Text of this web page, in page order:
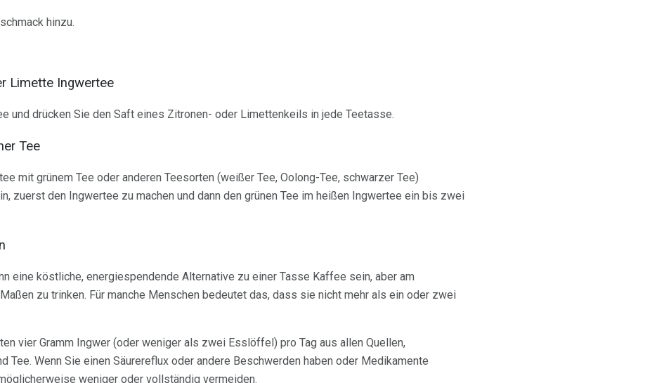
hinzu.
Limette Ingwertee
und drücken Sie den Saft eines Zitronen- oder Limettenkeils in jede Teetasse.
Tee
mit grünem Tee oder anderen Teesorten (weißer Tee, Oolong-Tee, schwarzer Tee)
zuerst den Ingwertee zu machen und dann den grünen Tee im heißen Ingwertee ein bis zwei
eine köstliche, energiespendende Alternative zu einer Tasse Kaffee sein, aber am
zu trinken. Für manche Menschen bedeutet das, dass sie nicht mehr als ein oder zwei
vier Gramm Ingwer (oder weniger als zwei Esslöffel) pro Tag aus allen Quellen,
Tee. Wenn Sie einen Säurereflux oder andere Beschwerden haben oder Medikamente
weniger oder vollständig vermeiden.